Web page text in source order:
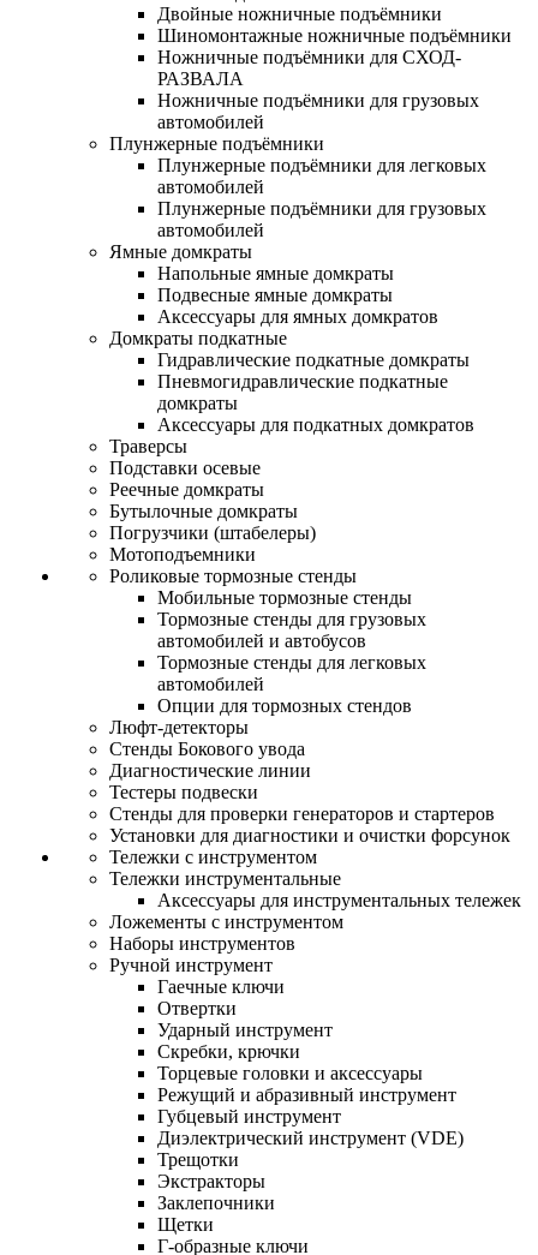
Двойные ножничные подъёмники
Шиномонтажные ножничные подъёмники
Ножничные подъёмники для СХОД-
РАЗВАЛА
Ножничные подъёмники для грузовых
автомобилей
Плунжерные подъёмники
Плунжерные подъёмники для легковых
автомобилей
Плунжерные подъёмники для грузовых
автомобилей
Ямные домкраты
Напольные ямные домкраты
Подвесные ямные домкраты
Аксессуары для ямных домкратов
Домкраты подкатные
Гидравлические подкатные домкраты
Пневмогидравлические подкатные
домкраты
Аксессуары для подкатных домкратов
Траверсы
Подставки осевые
Реечные домкраты
Бутылочные домкраты
Погрузчики (штабелеры)
Мотоподъемники
Роликовые тормозные стенды
Мобильные тормозные стенды
Тормозные стенды для грузовых
автомобилей и автобусов
Тормозные стенды для легковых
автомобилей
Опции для тормозных стендов
Люфт-детекторы
Стенды Бокового увода
Диагностические линии
Тестеры подвески
Стенды для проверки генераторов и стартеров
Установки для диагностики и очистки форсунок
Тележки с инструментом
Тележки инструментальные
Аксессуары для инструментальных тележек
Ложементы с инструментом
Наборы инструментов
Ручной инструмент
Гаечные ключи
Отвертки
Ударный инструмент
Скребки, крючки
Торцевые головки и аксессуары
Режущий и абразивный инструмент
Губцевый инструмент
Диэлектрический инструмент (VDE)
Трещотки
Экстракторы
Заклепочники
Щетки
Г-образные ключи